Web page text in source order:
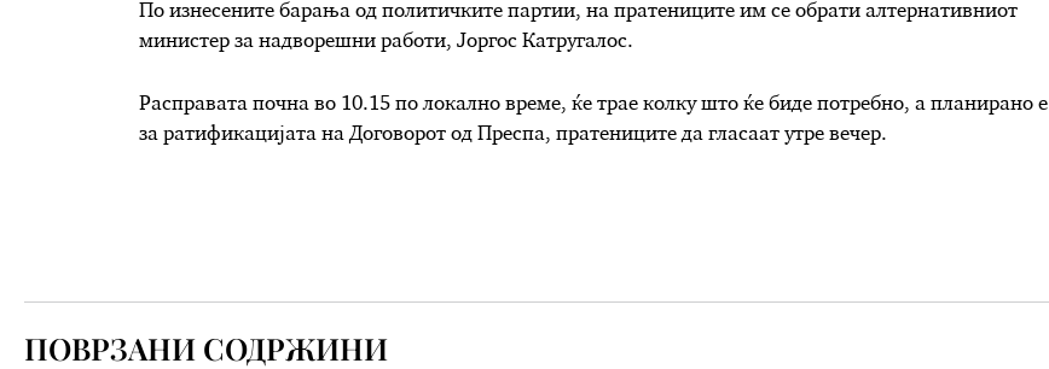
По изнесените барања од политичките партии, на пратениците им се обрати алтернативниот
министер за надворешни работи, Јоргос Катругалос.
Расправата почна во 10.15 по локално време, ќе трае колку што ќе биде потребно, а планирано е
за ратификацијата на Договорот од Преспа, пратениците да гласаат утре вечер.
ПОВРЗАНИ СОДРЖИНИ